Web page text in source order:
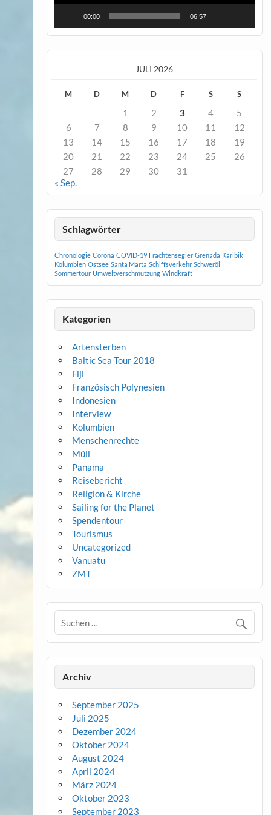
00:00 06:57
JULI 2026
M D M D F S S
1 2 3 4
5
6
7 8 9 10 11
12
13
14 15 16 17 18
19
20
21 22 23 24 25
26
27
28 29 30
31
« Sep.
Schlagwörter
Chronologie Corona COVID-19 Frachtensegler Grenada Karibik
Kolumbien Ostsee Santa Marta Schiffsverkehr Schweröl
Sommertour Umweltverschmutzung Windkraft
Kategorien
Artensterben
Baltic Sea Tour 2018
Fiji
Französisch Polynesien
Indonesien
Interview
Kolumbien
Menschenrechte
Müll
Panama
Reisebericht
Religion & Kirche
Sailing for the Planet
Spendentour
Tourismus
Uncategorized
Vanuatu
ZMT
Archiv
September 2025
Juli 2025
Dezember 2024
Oktober 2024
August 2024
April 2024
März 2024
Oktober 2023
September 2023